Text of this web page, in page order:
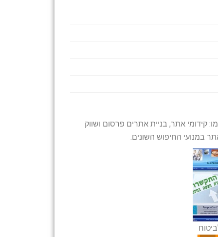
קידומי אתר, בניית אתרים פרסום ושווק
במנועי החיפוש השונים.